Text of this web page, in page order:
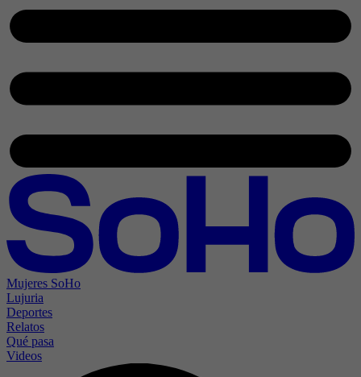
Mujeres SoHo
Lujuria
Deportes
Relatos
Qué pasa
Videos